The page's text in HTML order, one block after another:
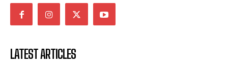
LATEST ARTICLES